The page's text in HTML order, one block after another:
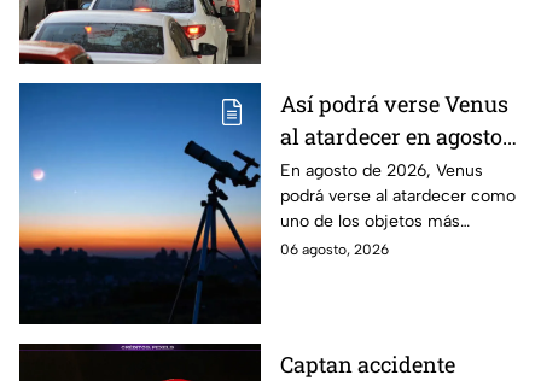
Así podrá verse Venus
al atardecer en agosto
este 2026: ¿Cuándo y
dónde observarlo
desde Puebla?
En agosto de 2026, Venus
podrá verse al atardecer como
uno de los objetos más
brillantes del cielo. Conoce la
06 agosto, 2026
Captan accidente